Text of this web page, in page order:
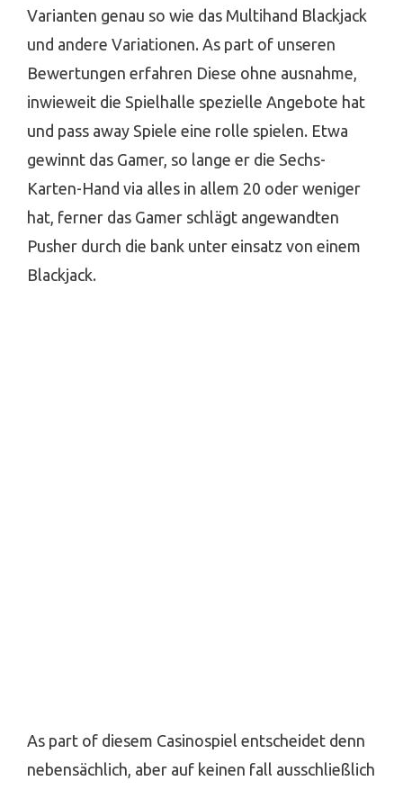
Varianten genau so wie das Multihand Blackjack
und andere Variationen. As part of unseren
Bewertungen erfahren Diese ohne ausnahme,
inwieweit die Spielhalle spezielle Angebote hat
und pass away Spiele eine rolle spielen. Etwa
gewinnt das Gamer, so lange er die Sechs-
Karten-Hand via alles in allem 20 oder weniger
hat, ferner das Gamer schlägt angewandten
Pusher durch die bank unter einsatz von einem
Blackjack.
As part of diesem Casinospiel entscheidet denn
nebensächlich, aber auf keinen fall ausschließlich